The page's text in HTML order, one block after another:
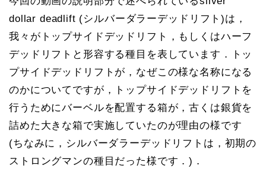
dollar deadlift (シルバーダラーデッドリフト)は，
我々がトップサイドデッドリフト，もしくはハーフ
デッドリフトと形容する種目を表しています．トッ
プサイドデッドリフトが，なぜこの様な名称になる
のかについてですが，トップサイドデッドリフトを
行うためにバーベルを配置する箱が，古くは銀貨を
詰めた大きな箱で実施していたのが理由の様です
(ちなみに，シルバーダラーデッドリフトは，初期の
ストロングマンの種目だった様です．)．